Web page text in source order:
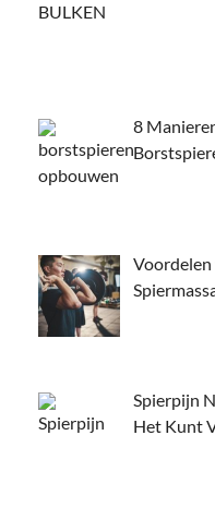
8
Spierpijn
Het Kunt